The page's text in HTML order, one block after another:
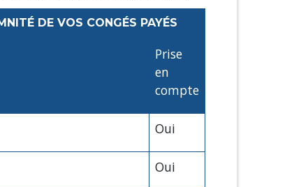
DE VOS CONGÉS PAYÉS
Prise
en
compte
Oui
Oui